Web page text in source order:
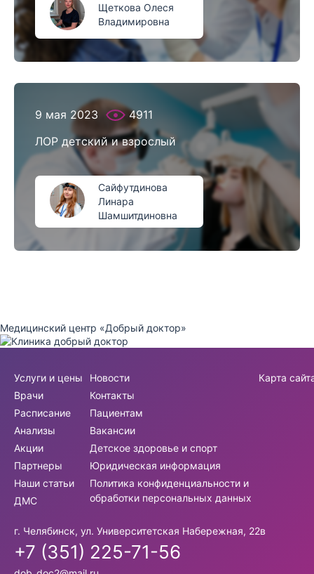
Щеткова Олеся
Владимировна
9 мая 2023
4911
ЛОР детский и взрослый
Сайфутдинова
Линара
Шамшитдиновна
Медицинский центр «Добрый доктор»
Услуги и цены
Врачи
Расписание
Анализы
Акции
Партнеры
Наши статьи
ДМС
Новости
Контакты
Пациентам
Вакансии
Детское здоровье и спорт
Юридическая информация
Политика конфиденциальности и
обработки персональных данных
Карта
г. Челябинск, ул. Университетская Набережная, 22в
+7 (351) 225-71-56